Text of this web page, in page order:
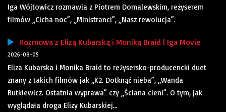
Iga Wójtowicz rozmawia z Piotrem Domalewskim, reżyserem
filmów „Cicha noc”, „Ministranci”, „Nasz rewolucja”.
Rozmowa z Elizą Kubarską i Moniką Braid | Iga Movie
2026-08-05
Eliza Kubarska i Monika Braid to reżysersko-producencki duet
znany z takich filmów jak „K2. Dotknąć nieba”, „Wanda
Rutkiewicz. Ostatnia wyprawa” czy „Ściana cieni”. O tym, jak
wyglądała droga Elizy Kubarskiej...